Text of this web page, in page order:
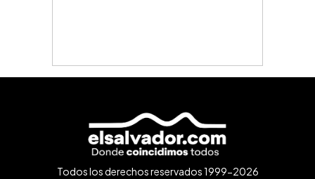
Todos los derechos reservados 1999-2026